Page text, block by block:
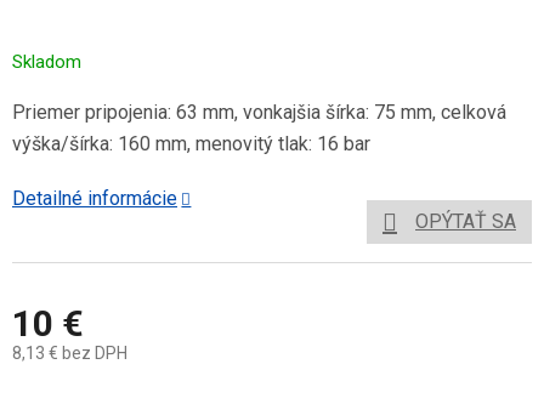
10 €
8,13 € bez DPH
Skladom
Priemer pripojenia: 63 mm, vonkajšia šírka: 75 mm, celková
výška/šírka: 160 mm, menovitý tlak: 16 bar
Detailné informácie
OPÝTAŤ SA